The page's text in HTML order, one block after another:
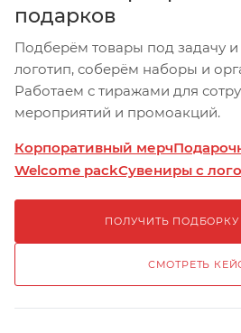
подарков
Подберём товары под задачу
логотип, соберём наборы и
Работаем с тиражами для
мероприятий и промоакций.
Корпоративный мерч
Welcome packСувениры с
ПОЛУЧИТЬ ПОДБОРКУ
СМОТРЕТЬ